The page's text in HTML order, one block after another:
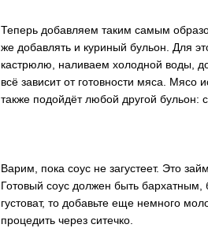
Теперь добавляем таким самым
же добавлять и куриный бульон. Для
кастрюлю, наливаем холодной воды,
всё зависит от готовности мяса. Мясо
также подойдёт любой другой бульон:
Варим, пока соус не загустеет. Это
Готовый соус должен быть
густоват, то добавьте еще немного
процедить через ситечко.